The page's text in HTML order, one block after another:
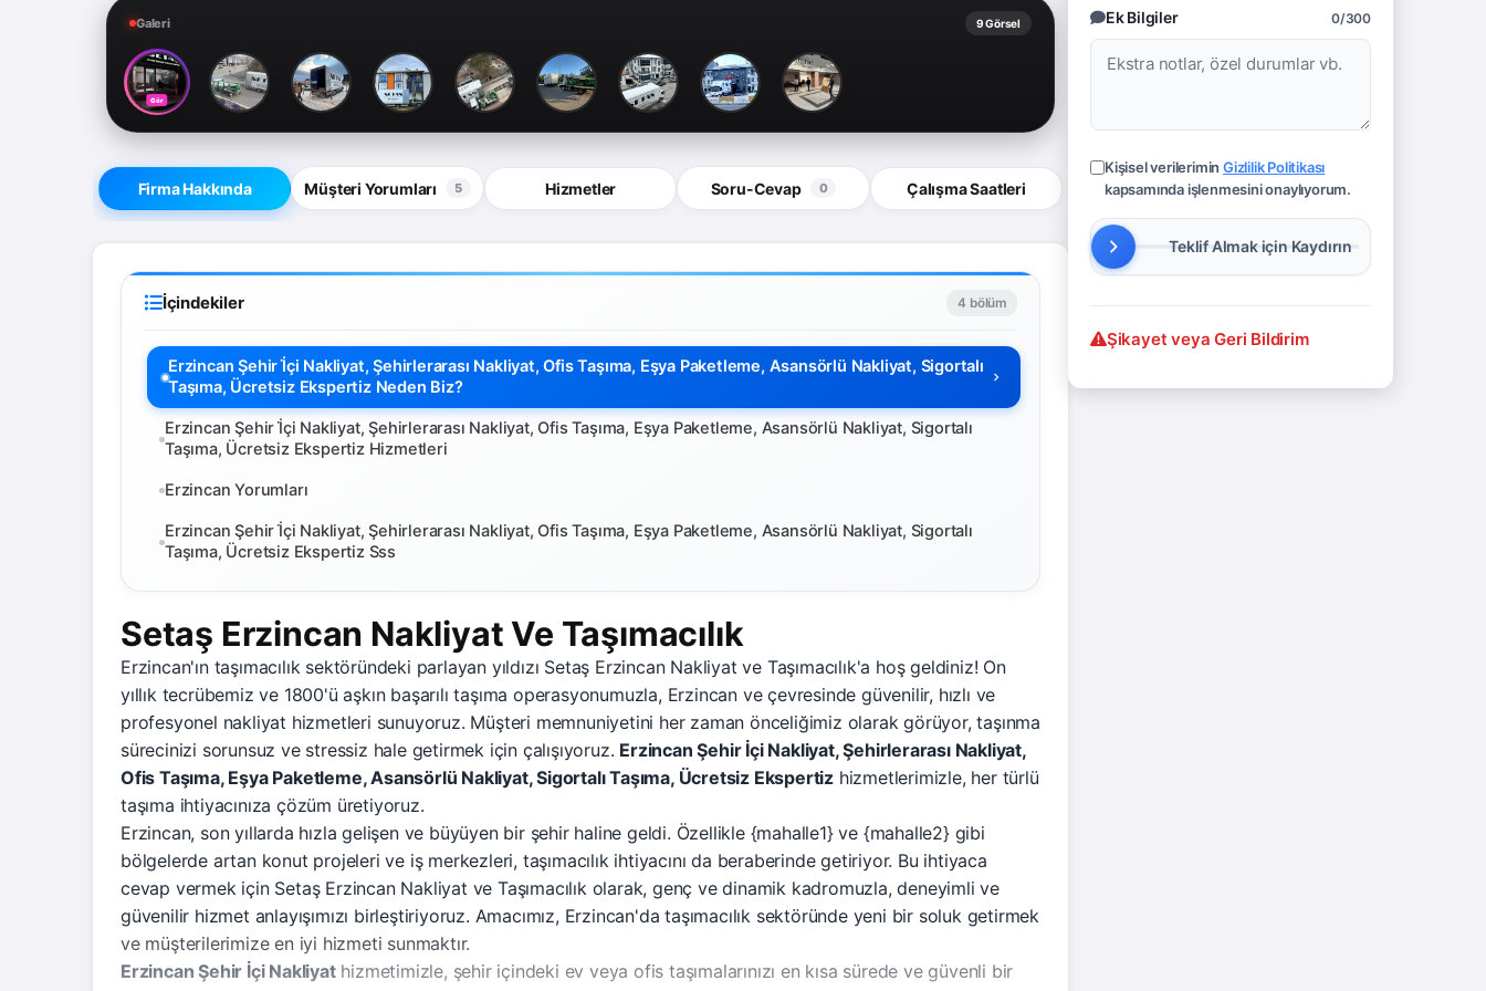
Galeri 9 Görsel
Gör
Firma Hakkında Müşteri Yorumları 5 Hizmetler Soru-Cevap 0 Çalışma Saatleri
İçindekiler 4 bölüm
Erzincan Şehir İ̇çi Nakliyat, Şehirlerarası Nakliyat, Ofis Taşıma, Eşya Paketleme, Asansörlü Nakliyat, Sigortalı
Taşıma, Ücretsiz Ekspertiz Neden Biz?
Erzincan Şehir İ̇çi Nakliyat, Şehirlerarası Nakliyat, Ofis Taşıma, Eşya Paketleme, Asansörlü Nakliyat, Sigortalı
Taşıma, Ücretsiz Ekspertiz Hizmetleri
Erzincan Yorumları
Erzincan Şehir İ̇çi Nakliyat, Şehirlerarası Nakliyat, Ofis Taşıma, Eşya Paketleme, Asansörlü Nakliyat, Sigortalı
Taşıma, Ücretsiz Ekspertiz Sss
Setaş Erzincan Nakliyat Ve Taşımacılık
Erzincan'ın taşımacılık sektöründeki parlayan yıldızı Setaş Erzincan Nakliyat ve Taşımacılık'a hoş geldiniz! On
yıllık tecrübemiz ve 1800'ü aşkın başarılı taşıma operasyonumuzla, Erzincan ve çevresinde güvenilir, hızlı ve
profesyonel nakliyat hizmetleri sunuyoruz. Müşteri memnuniyetini her zaman önceliğimiz olarak görüyor, taşınma
sürecinizi sorunsuz ve stressiz hale getirmek için çalışıyoruz. Erzincan Şehir İçi Nakliyat, Şehirlerarası Nakliyat,
Ofis Taşıma, Eşya Paketleme, Asansörlü Nakliyat, Sigortalı Taşıma, Ücretsiz Ekspertiz hizmetlerimizle, her türlü
taşıma ihtiyacınıza çözüm üretiyoruz.
Erzincan, son yıllarda hızla gelişen ve büyüyen bir şehir haline geldi. Özellikle {mahalle1} ve {mahalle2} gibi
bölgelerde artan konut projeleri ve iş merkezleri, taşımacılık ihtiyacını da beraberinde getiriyor. Bu ihtiyaca
cevap vermek için Setaş Erzincan Nakliyat ve Taşımacılık olarak, genç ve dinamik kadromuzla, deneyimli ve
güvenilir hizmet anlayışımızı birleştiriyoruz. Amacımız, Erzincan'da taşımacılık sektöründe yeni bir soluk getirmek
ve müşterilerimize en iyi hizmeti sunmaktır.
Erzincan Şehir İçi Nakliyathizmetimizle, şehir içindeki ev veya ofis taşımalarınızı en kısa sürede ve güvenli bir
Ek Bilgiler 0/300
Kişisel verileriminGizlilik Politikası
kapsamında işlenmesini onaylıyorum.
Şikayet veya Geri Bildirim